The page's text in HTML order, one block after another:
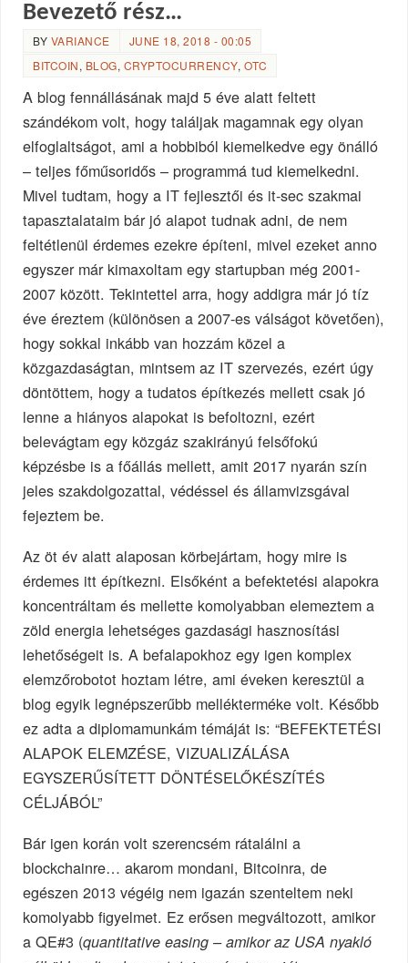
Bevezető rész…
BY VARIANCE
JUNE 18, 2018 - 00:05
BITCOIN, BLOG, CRYPTOCURRENCY, OTC
A blog fennállásának majd 5 éve alatt feltett
szándékom volt, hogy találjak magamnak egy olyan
elfoglaltságot, ami a hobbiból kiemelkedve egy önálló
– teljes főműsoridős – programmá tud kiemelkedni.
Mivel tudtam, hogy a IT fejlesztői és it-sec szakmai
tapasztalataim bár jó alapot tudnak adni, de nem
feltétlenül érdemes ezekre építeni, mivel ezeket anno
egyszer már kimaxoltam egy startupban még 2001-
2007 között. Tekintettel arra, hogy addigra már jó tíz
éve éreztem (különösen a 2007-es válságot követően),
hogy sokkal inkább van hozzám közel a
közgazdaságtan, mintsem az IT szervezés, ezért úgy
döntöttem, hogy a tudatos építkezés mellett csak jó
lenne a hiányos alapokat is befoltozni, ezért
belevágtam egy közgáz szakirányú felsőfokú
képzésbe is a főállás mellett, amit 2017 nyarán szín
jeles szakdolgozattal, védéssel és államvizsgával
fejeztem be.
Az öt év alatt alaposan körbejártam, hogy mire is
érdemes itt építkezni. Elsőként a befektetési alapokra
koncentráltam és mellette komolyabban elemeztem a
zöld energia lehetséges gazdasági hasznosítási
lehetőségeit is. A befalapokhoz egy igen komplex
elemzőrobotot hoztam létre, ami éveken keresztül a
blog egyik legnépszerűbb mellékterméke volt. Később
ez adta a diplomamunkám témáját is: “BEFEKTETÉSI
ALAPOK ELEMZÉSE, VIZUALIZÁLÁSA
EGYSZERŰSÍTETT DÖNTÉSELŐKÉSZÍTÉS
CÉLJÁBÓL”
Bár igen korán volt szerencsém rátalálni a
blockchainre… akarom mondani, Bitcoinra, de
egészen 2013 végéig nem igazán szenteltem neki
komolyabb figyelmet. Ez erősen megváltozott, amikor
a QE#3 (quantitative easing – amikor az USA nyakló